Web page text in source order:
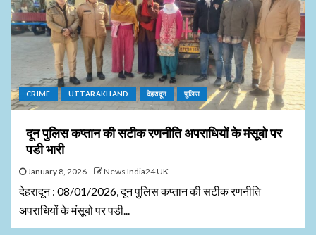
CRIME UTTARAKHAND देहरादून पुलिस
दून पुलिस कप्तान की सटीक रणनीति अपराधियों के मंसूबो पर
पडी भारी
January 8, 2026 News India24 UK
देहरादून : 08/01/2026, दून पुलिस कप्तान की सटीक रणनीति
अपराधियों के मंसूबो पर पडी...